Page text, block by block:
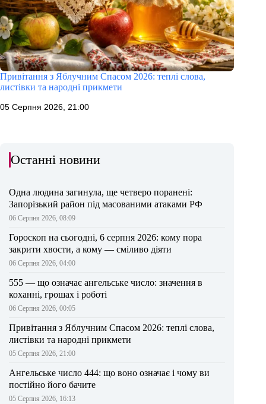
Привітання з Яблучним Спасом 2026: теплі слова,
листівки та народні прикмети
05 Серпня 2026, 21:00
Останні новини
Одна людина загинула, ще четверо поранені:
Запорізький район під масованими атаками РФ
06 Серпня 2026, 08:09
Гороскоп на сьогодні, 6 серпня 2026: кому пора
закрити хвости, а кому — сміливо діяти
06 Серпня 2026, 04:00
555 — що означає ангельське число: значення в
коханні, грошах і роботі
06 Серпня 2026, 00:05
Привітання з Яблучним Спасом 2026: теплі слова,
листівки та народні прикмети
05 Серпня 2026, 21:00
Ангельське число 444: що воно означає і чому ви
постійно його бачите
05 Серпня 2026, 16:13